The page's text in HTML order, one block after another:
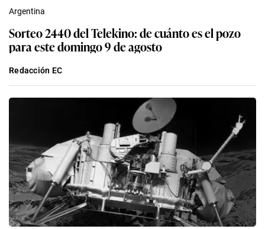
Argentina
Sorteo 2440 del Telekino: de cuánto es el pozo
para este domingo 9 de agosto
Redacción EC